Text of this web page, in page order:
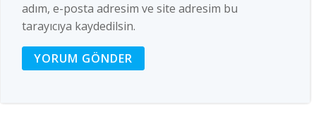
adım, e-posta adresim ve site adresim bu
tarayıcıya kaydedilsin.